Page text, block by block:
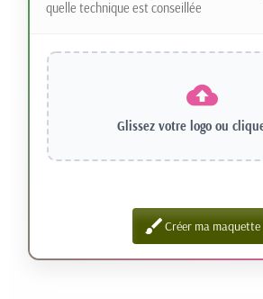
quelle technique est conseillée
Glissez votre logo ou
brushCréer ma maquette